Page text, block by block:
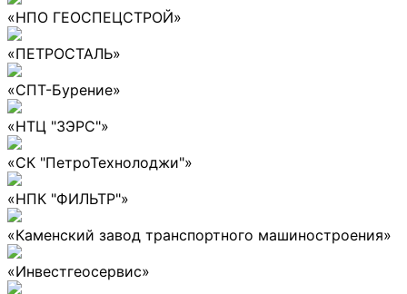
«НПО ГЕОСПЕЦСТРОЙ»
«ПЕТРОСТАЛЬ»
«СПТ-Бурение»
«НТЦ "ЗЭРС"»
«СК "ПетроТехнолоджи"»
«НПК "ФИЛЬТР"»
«Каменский завод транспортного машиностроения»
«Инвестгеосервис»